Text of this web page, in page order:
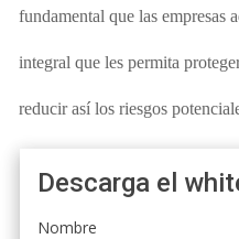
fundamental que las empresas
integral que les permita
reducir así los riesgos
Descarga el
Nombre